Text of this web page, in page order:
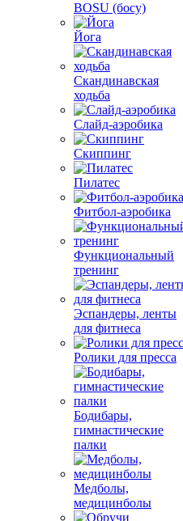
BOSU (босу)
Йога
Скандинавская
ходьба
Слайд-аэробика
Скиппинг
Пилатес
Фитбол-аэробика
Функциональный
тренинг
Эспандеры, ленты
для фитнеса
Ролики для пресса
Бодибары,
гимнастические
палки
Медболы,
медицинболы